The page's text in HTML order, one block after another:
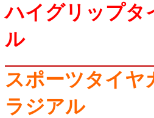
ハイグリップ
ル
スポーツタイ
ラジアル